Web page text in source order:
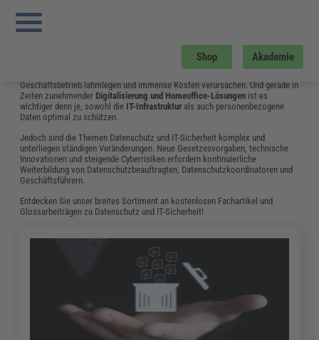
Shop Akademie
Sie sind hier:
Datenschutz und IT-Sicherheit
Neben dem Datenschutz ist die IT-Sicherheit ein wesentlicher Bestandteil
. Hackerangriffe, Ransomware oder der
Geschäftsbetrieb lahmlegen und immense Kosten verursachen. Und gerade in
Zeiten zunehmender Digitalisierung und Homeoffice-Lösungen ist es
wichtiger denn je, sowohl die IT-Infrastruktur als auch personenbezogene
Daten optimal zu schützen.
Jedoch sind die Themen Datenschutz und IT-Sicherheit komplex und
unterliegen ständigen Veränderungen. Neue Gesetzesvorgaben, technische
Innovationen und steigende Cyberrisiken erfordern kontinuierliche
Weiterbildung von Datenschutzbeauftragten, Datenschutzkoordinatoren und
Geschäftsführern.
Entdecken Sie unser breites Sortiment an kostenlosen Fachartikel und
Glossarbeiträgen zu Datenschutz und IT-Sicherheit!